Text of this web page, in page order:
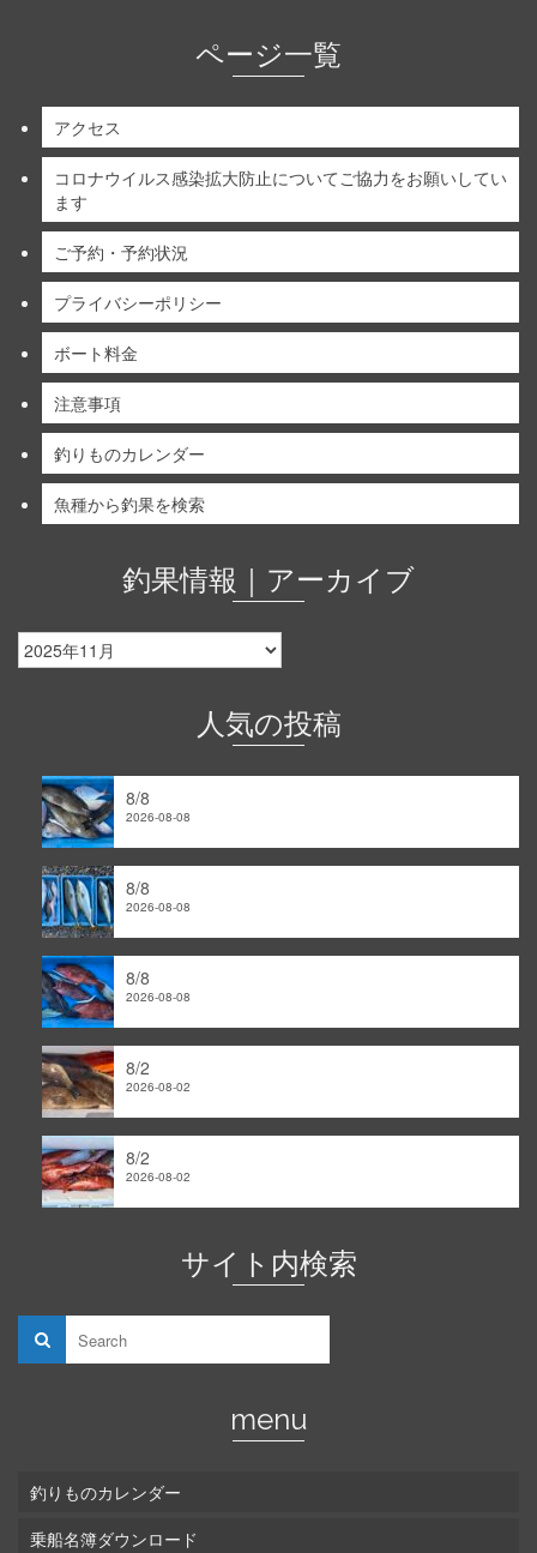
ページ一覧
アクセス
コロナウイルス感染拡大防止についてご協力をお願いしてい
ます
ご予約・予約状況
プライバシーポリシー
ボート料金
注意事項
釣りものカレンダー
魚種から釣果を検索
釣果情報｜アーカイブ
釣
果
人気の投稿
8/8
2026-08-08
8/8
2026-08-08
8/8
2026-08-08
8/2
2026-08-02
8/2
2026-08-02
サイト内検索
menu
釣りものカレンダー
乗船名簿ダウンロード